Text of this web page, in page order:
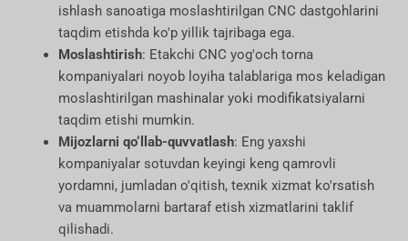
ishlash sanoatiga moslashtirilgan CNC dastgohlarini
taqdim etishda ko'p yillik tajribaga ega.
Moslashtirish: Etakchi CNC yog'och torna
kompaniyalari noyob loyiha talablariga mos keladigan
moslashtirilgan mashinalar yoki modifikatsiyalarni
taqdim etishi mumkin.
Mijozlarni qo‘llab-quvvatlash: Eng yaxshi
kompaniyalar sotuvdan keyingi keng qamrovli
yordamni, jumladan o'qitish, texnik xizmat ko'rsatish
va muammolarni bartaraf etish xizmatlarini taklif
qilishadi.